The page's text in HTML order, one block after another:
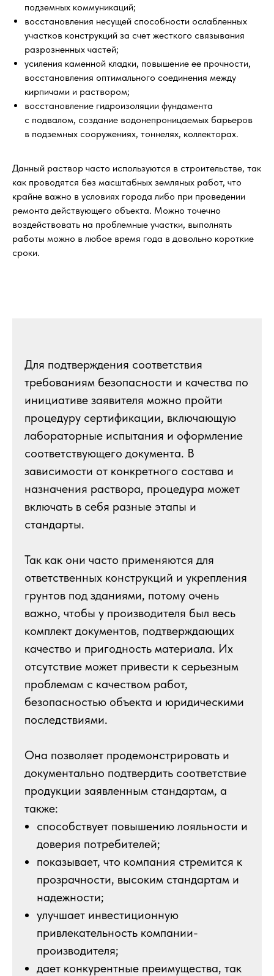
подземных коммуникаций;
восстановления несущей способности ослабленных
участков конструкций за счет жесткого связывания
разрозненных частей;
усиления каменной кладки, повышение ее прочности,
восстановления оптимального соединения между
кирпичами и раствором;
восстановление гидроизоляции фундамента
с подвалом, создание водонепроницаемых барьеров
в подземных сооружениях, тоннелях, коллекторах.
Данный раствор часто используются в строительстве, так
как проводятся без масштабных земляных работ, что
крайне важно в условиях города либо при проведении
ремонта действующего объекта. Можно точечно
воздействовать на проблемные участки, выполнять
работы можно в любое время года в довольно короткие
сроки.
Для подтверждения соответствия
требованиям безопасности и качества по
инициативе заявителя можно пройти
процедуру сертификации, включающую
лабораторные испытания и оформление
соответствующего документа. В
зависимости от конкретного состава и
назначения раствора, процедура может
включать в себя разные этапы и
стандарты.
Так как они часто применяются для
ответственных конструкций и укрепления
грунтов под зданиями, потому очень
важно, чтобы у производителя был весь
комплект документов, подтверждающих
качество и пригодность материала. Их
отсутствие может привести к серьезным
проблемам с качеством работ,
безопасностью объекта и юридическими
последствиями.
Она позволяет продемонстрировать и
документально подтвердить соответствие
продукции заявленным стандартам, а
также:
способствует повышению лояльности и
доверия потребителей;
показывает, что компания стремится к
прозрачности, высоким стандартам и
надежности;
улучшает инвестиционную
привлекательность компании-
производителя;
дает конкурентные преимущества, так